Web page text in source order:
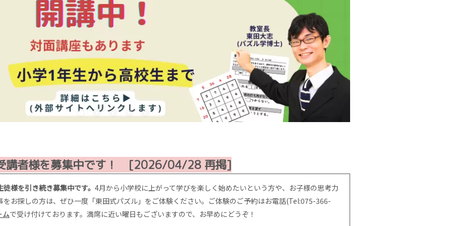
講者様を募集中です！ [2026/04/28 再掲]
様を引き続き募集中です。 4月から小学校に上がって学びを楽しく始めたいという方や、お子様の思考力
お探しの方は、ぜひ一度「東田式パズル」をご体験ください。ご体験のご予約はお電話(Tel:075-366-
ムで受け付けております。満席に近い曜日もございますので、お早めにどうぞ！